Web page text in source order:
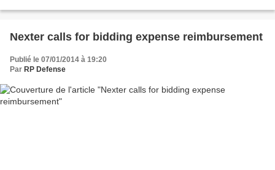
Nexter calls for bidding expense reimbursement
Publié le 07/01/2014 à 19:20
Par RP Defense